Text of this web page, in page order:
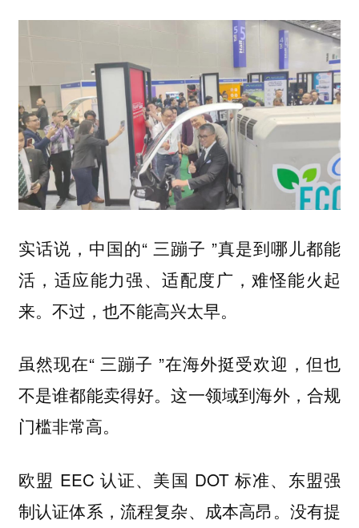
实话说，中国的“ 三蹦子 ”真是到哪儿都能
活，适应能力强、适配度广，难怪能火起
来。不过，也不能高兴太早。
虽然现在“ 三蹦子 ”在海外挺受欢迎，但也
不是谁都能卖得好。这一领域到海外，合规
门槛非常高。
欧盟 EEC 认证、美国 DOT 标准、东盟强
制认证体系，流程复杂、成本高昂。没有提